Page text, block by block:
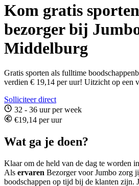
Kom gratis
bezorger bij
Middelburg
Gratis sporten als fulltime
verdien € 19,14 per uur! Uitzicht op een
Solliciteer direct
32 - 36 uur per week
€19,14 per uur
Wat ga je doen?
Klaar om de held van de dag te worden
Als ervaren Bezorger voor Jumbo zorg
boodschappen op tijd bij de klanten zijn.